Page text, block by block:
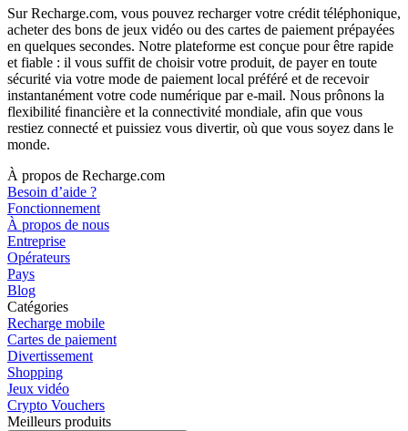
Sur Recharge.com, vous pouvez recharger votre crédit téléphonique,
acheter des bons de jeux vidéo ou des cartes de paiement prépayées
en quelques secondes. Notre plateforme est conçue pour être rapide
et fiable : il vous suffit de choisir votre produit, de payer en toute
sécurité via votre mode de paiement local préféré et de recevoir
instantanément votre code numérique par e-mail. Nous prônons la
flexibilité financière et la connectivité mondiale, afin que vous
restiez connecté et puissiez vous divertir, où que vous soyez dans le
monde.
À propos de Recharge.com
Besoin d’aide ?
Fonctionnement
À propos de nous
Entreprise
Opérateurs
Pays
Blog
Catégories
Recharge mobile
Cartes de paiement
Divertissement
Shopping
Jeux vidéo
Crypto Vouchers
Meilleurs produits